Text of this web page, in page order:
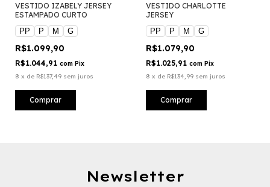
VESTIDO IZABELY JERSEY
ESTAMPADO CURTO
PP
P M G
R$1.099,90
R$1.044,91 com Pix
8 x de R$137,49 sem juros
Comprar
VESTIDO CHARLOTTE
JERSEY
PP
P M G
R$1.079,90
R$1.025,91 com Pix
8 x de R$134,99 sem juros
Comprar
Newsletter